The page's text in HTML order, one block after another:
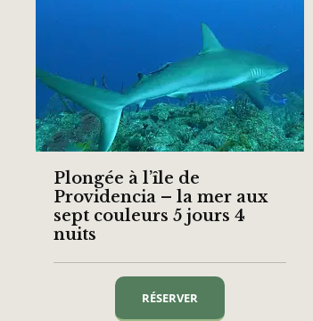
Plongée à l’île de
Providencia – la mer aux
sept couleurs 5 jours 4
nuits
RÉSERVER